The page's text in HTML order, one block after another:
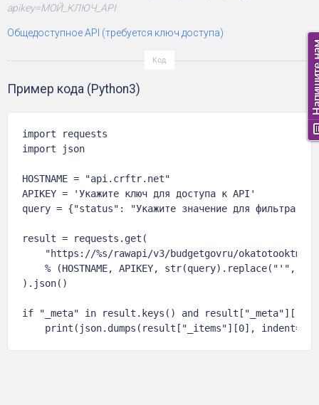
apikey=МОЙ_КЛЮЧ_API
Общедоступное API (требуется ключ доступа)
Пример кода (Python3)
import requests
import json
HOSTNAME = "api.crftr.net"
APIKEY = 'Укажите ключ для доступа к API'
query = {"status": "Укажите значение для фильтра"}
result = requests.get(
"https://%s/rawapi/v3/budgetgovru/
% (HOSTNAME, APIKEY, str(query).replace("'",
).json()
if "_meta" in result.keys() and
print(json.dumps(result["_items"][0], indent=4,